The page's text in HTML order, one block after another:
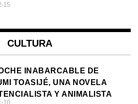
15
CULTURA
INABARCABLE DE
TOASIJÉ, UNA NOVELA
Y ANIMALISTA
10